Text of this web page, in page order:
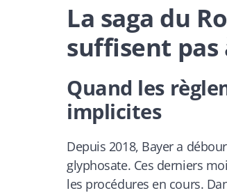
La saga du
suffisent
Quand les
implicites
Depuis 2018, Bayer a
glyphosate. Ces derniers
les procédures en cours.